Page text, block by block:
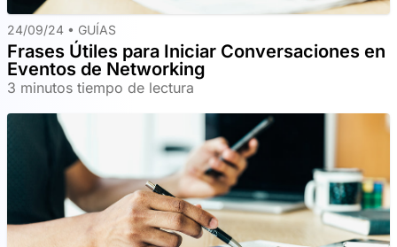
24/09/24 • GUÍAS
Frases Útiles para Iniciar Conversaciones en
Eventos de Networking
3 minutos tiempo de lectura